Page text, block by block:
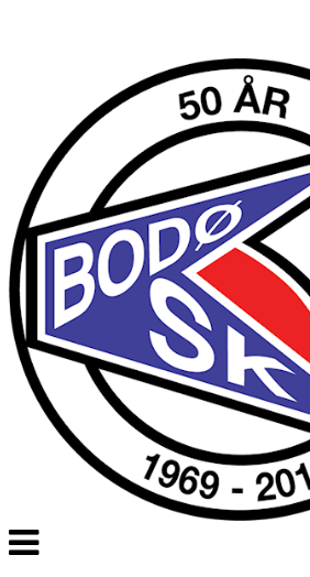
Veksle
navigasjon